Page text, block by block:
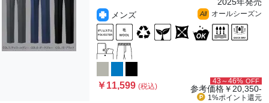
メンズ
All オールシーズン
￥11,599(税込)
43～46% OFF
参考価格￥20,350-
1%ポイント 還元